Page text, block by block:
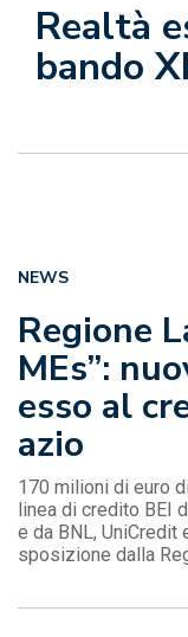
Realtà
bando
Regione
MEs”:
esso al
azio
NEWS
170 milioni di euro
linea di credito BEI
e da BNL, UniCredit
sposizione dalla